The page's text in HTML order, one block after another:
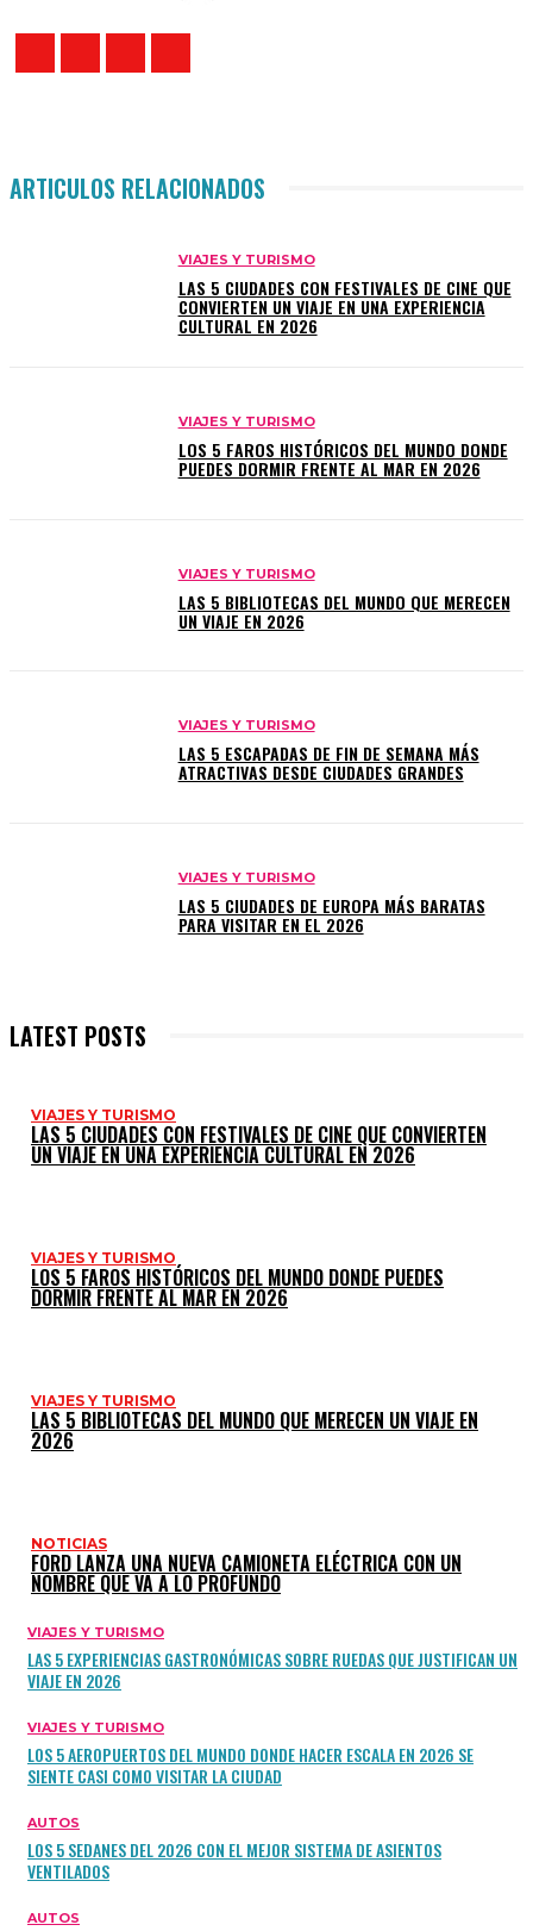
ARTICULOS RELACIONADOS
VIAJES Y TURISMO
LAS 5 CIUDADES CON FESTIVALES DE CINE QUE
CONVIERTEN UN VIAJE EN UNA EXPERIENCIA
CULTURAL EN 2026
VIAJES Y TURISMO
LOS 5 FAROS HISTÓRICOS DEL MUNDO DONDE
PUEDES DORMIR FRENTE AL MAR EN 2026
VIAJES Y TURISMO
LAS 5 BIBLIOTECAS DEL MUNDO QUE MERECEN
UN VIAJE EN 2026
VIAJES Y TURISMO
LAS 5 ESCAPADAS DE FIN DE SEMANA MÁS
ATRACTIVAS DESDE CIUDADES GRANDES
VIAJES Y TURISMO
LAS 5 CIUDADES DE EUROPA MÁS BARATAS
PARA VISITAR EN EL 2026
LATEST POSTS
VIAJES Y TURISMO
LAS 5 CIUDADES CON FESTIVALES DE CINE QUE CONVIERTEN
UN VIAJE EN UNA EXPERIENCIA CULTURAL EN 2026
VIAJES Y TURISMO
LOS 5 FAROS HISTÓRICOS DEL MUNDO DONDE PUEDES
DORMIR FRENTE AL MAR EN 2026
VIAJES Y TURISMO
LAS 5 BIBLIOTECAS DEL MUNDO QUE MERECEN UN VIAJE EN
2026
NOTICIAS
FORD LANZA UNA NUEVA CAMIONETA ELÉCTRICA CON UN
NOMBRE QUE VA A LO PROFUNDO
VIAJES Y TURISMO
LAS 5 EXPERIENCIAS GASTRONÓMICAS SOBRE RUEDAS QUE JUSTIFICAN UN
VIAJE EN 2026
VIAJES Y TURISMO
LOS 5 AEROPUERTOS DEL MUNDO DONDE HACER ESCALA EN 2026 SE
SIENTE CASI COMO VISITAR LA CIUDAD
AUTOS
LOS 5 SEDANES DEL 2026 CON EL MEJOR SISTEMA DE ASIENTOS
VENTILADOS
AUTOS